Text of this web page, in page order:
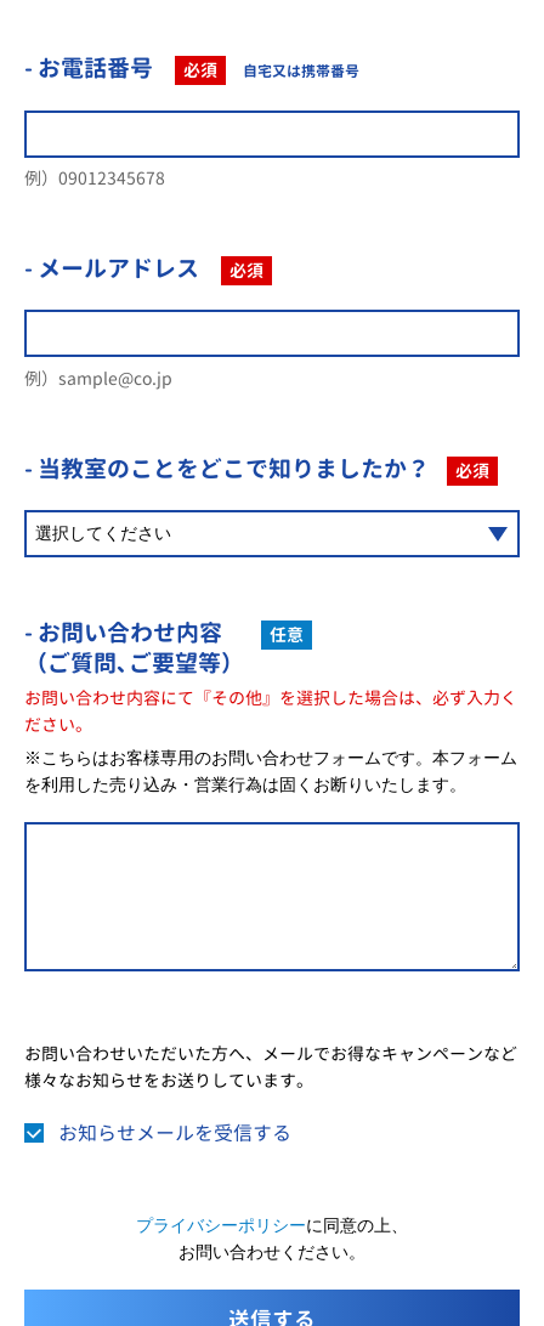
- お電話番号 必須 自宅又は携帯番号
例）09012345678
- メールアドレス 必須
例）sample@co.jp
- 当教室のことをどこで知りましたか？ 必須
- お問い合わせ内容
（ご質問､ご要望等）
任意
お問い合わせ内容にて『その他』を選択した場合は、必ず入力く
ださい。
※こちらはお客様専用のお問い合わせフォームです。本フォーム
を利用した売り込み・営業行為は固くお断りいたします。
お問い合わせいただいた方へ、メールでお得なキャンペーンなど
様々なお知らせをお送りしています。
お知らせメールを受信する
プライバシーポリシーに同意の上、
お問い合わせください。